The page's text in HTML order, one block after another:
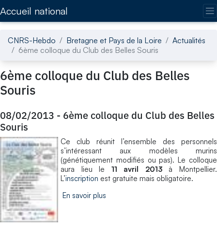
Accueil national
CNRS-Hebdo Bretagne et Pays de la Loire
Actualités
6ème colloque du Club des Belles Souris
6ème colloque du Club des Belles
Souris
08/02/2013 - 6ème colloque du Club des Belles
Souris
Ce club réunit l’ensemble des personnels
s’intéressant aux modèles murins
(génétiquement modifiés ou pas). Le colloque
aura lieu le 11 avril 2013à Montpellier.
L’inscription est gratuite mais obligatoire.
En savoir plus